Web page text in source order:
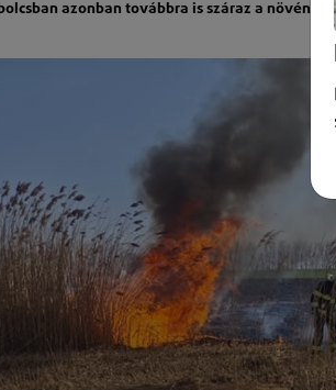
azonban továbbra is száraz a